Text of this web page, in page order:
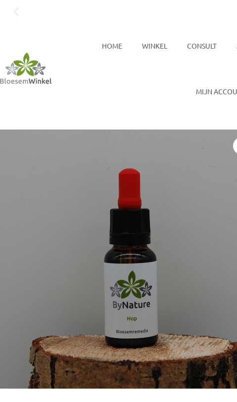
Voor 17:00 besteld, zelfde dag verzonden
HOME WINKEL CONSULT
MIJN